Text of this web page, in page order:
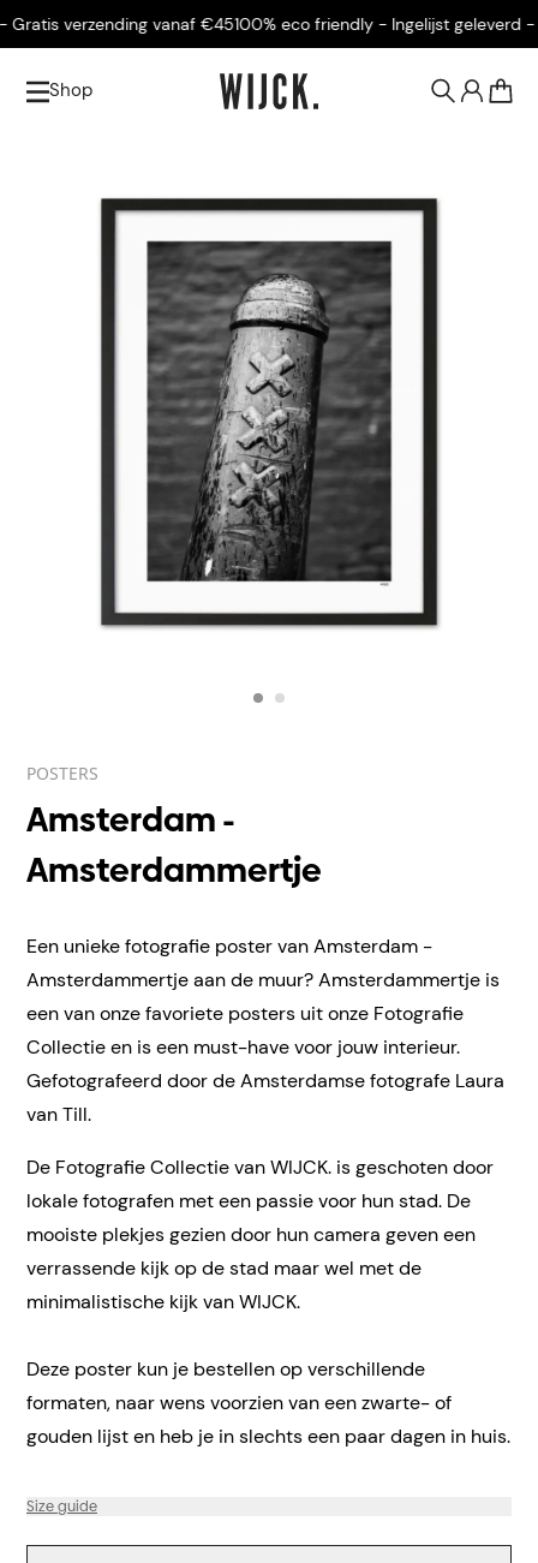
verzending vanaf €45100% eco friendly - Ingelijst geleverd -
Shop
POSTERS
Amsterdam -
Amsterdammertje
Een unieke fotografie poster van Amsterdam -
Amsterdammertje aan de muur? Amsterdammertje is
een van onze favoriete posters uit onze Fotografie
Collectie en is een must-have voor jouw interieur.
Gefotografeerd door de Amsterdamse fotografe Laura
van Till.
De Fotografie Collectie van WIJCK. is geschoten door
lokale fotografen met een passie voor hun stad. De
mooiste plekjes gezien door hun camera geven een
verrassende kijk op de stad maar wel met de
minimalistische kijk van WIJCK.
Deze poster kun je bestellen op verschillende
formaten, naar wens voorzien van een zwarte- of
gouden lijst en heb je in slechts een paar dagen in huis.
Size guide